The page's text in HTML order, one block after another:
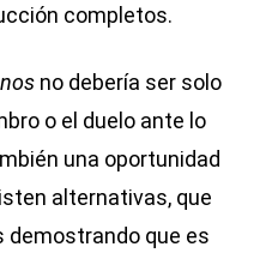
completos.
no debería ser solo
o el duelo ante lo
una oportunidad
alternativas, que
demostrando que es